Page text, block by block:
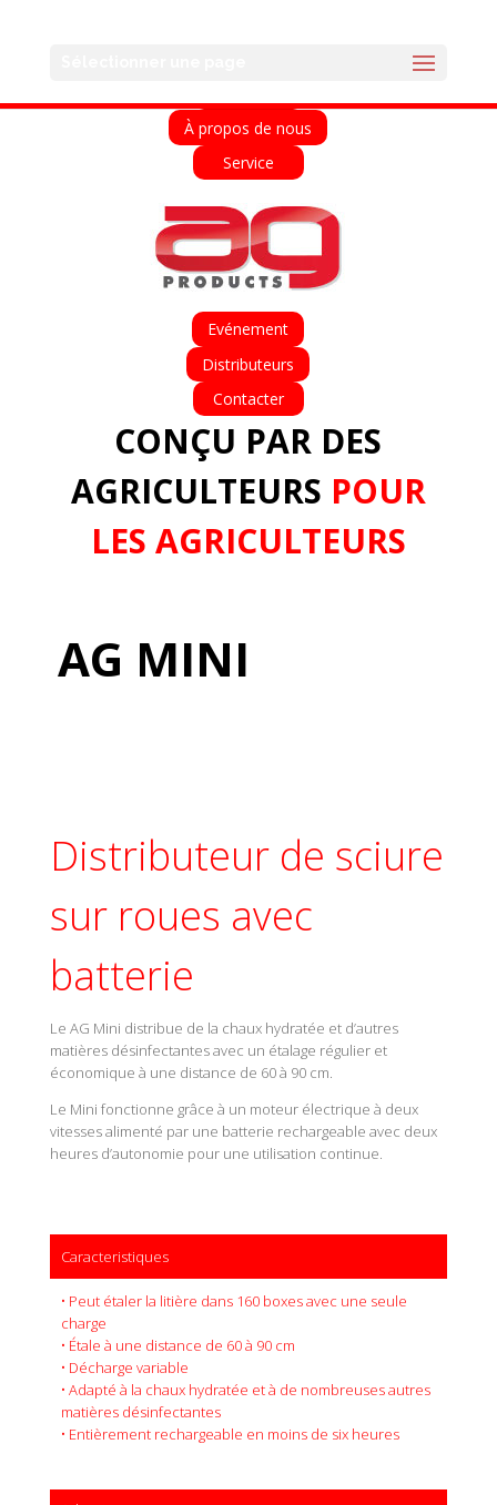
À propos de nous
Service
Evénement
Distributeurs
Contacter
CONÇU PAR DES
AGRICULTEURS POUR
LES AGRICULTEURS
AG MINI
Distributeur de sciure
sur roues avec
batterie
Le AG Mini distribue de la chaux hydratée et d’autres
matières désinfectantes avec un étalage régulier et
économique à une distance de 60 à 90 cm.
Le Mini fonctionne grâce à un moteur électrique à deux
vitesses alimenté par une batterie rechargeable avec deux
heures d’autonomie pour une utilisation continue.
Caracteristiques
• Peut étaler la litière dans 160 boxes avec une seule
charge
• Étale à une distance de 60 à 90 cm
• Décharge variable
• Adapté à la chaux hydratée et à de nombreuses autres
matières désinfectantes
• Entièrement rechargeable en moins de six heures